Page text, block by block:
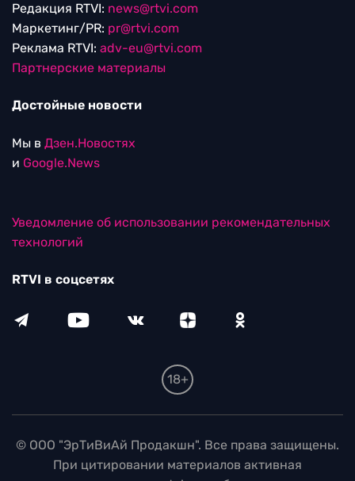
Редакция RTVI: news@rtvi.com
Маркетинг/PR: pr@rtvi.com
Реклама RTVI: adv-eu@rtvi.com
Партнерские материалы
Достойные новости
Мы в Дзен.Новостях
и Google.News
Уведомление об использовании рекомендательных
технологий
RTVI в соцсетях
18+
© ООО "ЭрТиВиАй Продакшн". Все права защищены.
При цитировании материалов активная